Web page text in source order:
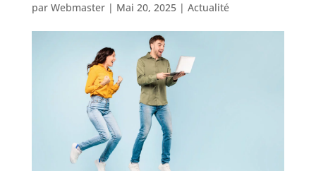
par Webmaster| Mai 20, 2025| Actualité